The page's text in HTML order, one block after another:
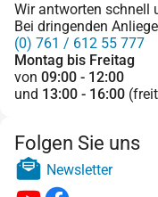
Wir antworten schnell
Bei dringenden
(0) 761 / 612 55 777
Montag bis Freitag
von 09:00 - 12:00
und 13:00 - 16:00
Folgen Sie uns
Newsletter